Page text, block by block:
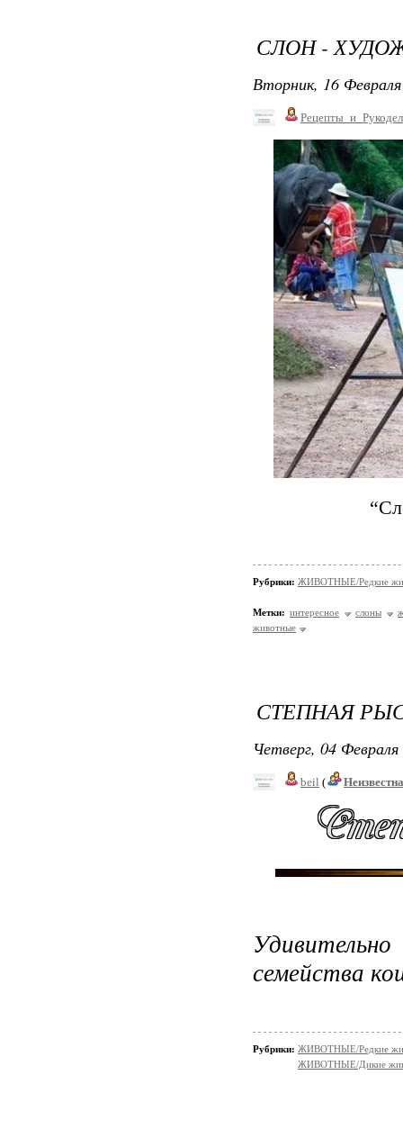
СЛОН -
Вторник, 16
Рубрики: ЖИВОТНЫЕ/Редкие
Метки: интересное слоны
животные
СТЕПНАЯ
Четверг, 04
beil (
семейства
Рубрики: ЖИВОТНЫЕ/Редкие
ЖИВОТНЫЕ/Дикие